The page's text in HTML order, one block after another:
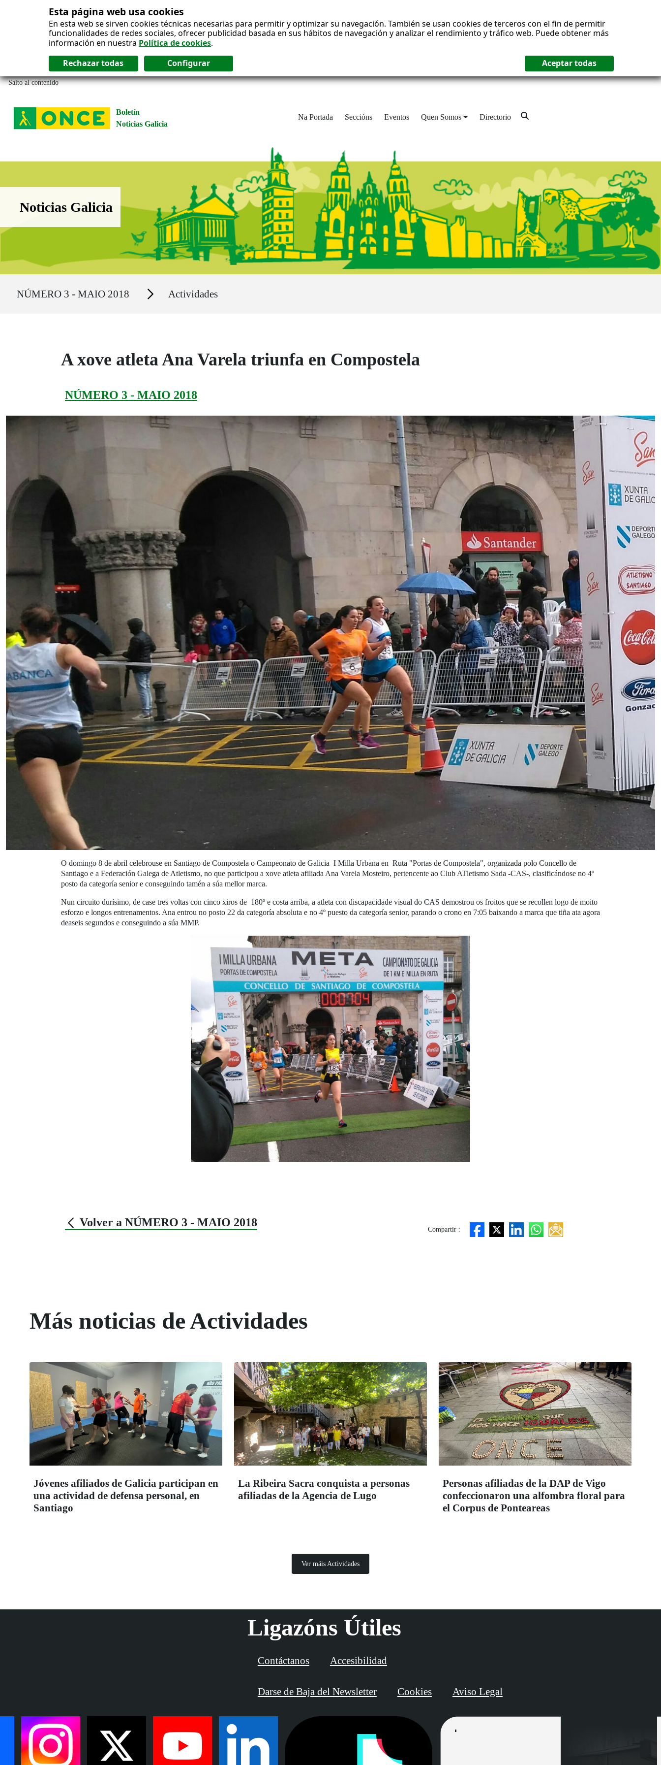
Esta página web usa cookies
En esta web se sirven cookies técnicas necesarias para permitir y optimizar su navegación. También se usan cookies de terceros con el fin de permitir
funcionalidades de redes sociales, ofrecer publicidad basada en sus hábitos de navegación y analizar el rendimiento y tráfico web. Puede obtener más
información en nuestra Política de cookies.
Salto al contenido
Boletín
Noticias Galicia
Na Portada Seccións Eventos Quen Somos Directorio
Boletín Noticias Galicia
Noticias Galicia
NÚMERO 3 - MAIO 2018 Secciones Actividades
A xove atleta Ana Varela triunfa en Compostela
NÚMERO 3 - MAIO 2018
O domingo 8 de abril celebrouse en Santiago de Compostela o Campeonato de Galicia I Milla Urbana en Ruta "Portas de Compostela", organizada polo Concello de
Santiago e a Federación Galega de Atletismo, no que participou a xove atleta afiliada Ana Varela Mosteiro, pertencente ao Club ATletismo Sada -CAS-, clasificándose no 4º
posto da categoría senior e conseguindo tamén a súa mellor marca.
Nun circuito durísimo, de case tres voltas con cinco xiros de 180º e costa arriba, a atleta con discapacidade visual do CAS demostrou os froitos que se recollen logo de moito
esforzo e longos entrenamentos. Ana entrou no posto 22 da categoría absoluta e no 4º puesto da categoría senior, parando o crono en 7:05 baixando a marca que tiña ata agora
deaseis segundos e conseguindo a súa MMP.
Volver a NÚMERO 3 - MAIO 2018
Compartir :
Más noticias de Actividades
Jóvenes afiliados de Galicia participan en
una actividad de defensa personal, en
Santiago
La Ribeira Sacra conquista a personas
afiliadas de la Agencia de Lugo
Personas afiliadas de la DAP de Vigo
confeccionaron una alfombra floral para
el Corpus de Ponteareas
Ver máis Actividades
Ligazóns Útiles
Contáctanos Accesibilidad
Darse de Baja del Newsletter Cookies Aviso Legal